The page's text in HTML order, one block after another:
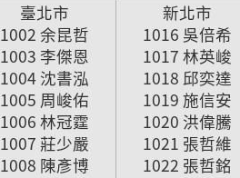
臺北市
1002 余昆哲
1003 李傑恩
1004 沈書泓
1005 周峻佑
1006 林冠霆
1007 莊少嚴
1008 陳彥博
新北市
1016 吳倍希
1017 林英峻
1018 邱奕達
1019 施信安
1020 洪偉騰
1021 張哲維
1022 張哲銘